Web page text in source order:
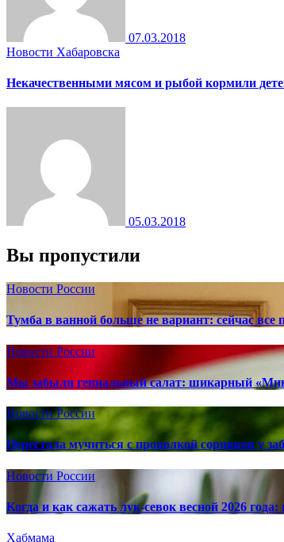
07.03.2018
Новости Хабаровска
Некачественными мясом и рыбой кормили
05.03.2018
Вы пропустили
Новости России
Тумба в ванной больше не вариант: сейчас
Новости России
Мы забыли гениальный салат: шикарный
Новости России
Перестала мучиться с прополкой сорняков у
Новости России
Когда и как сажать лук-севок весной 2026
Хабмама